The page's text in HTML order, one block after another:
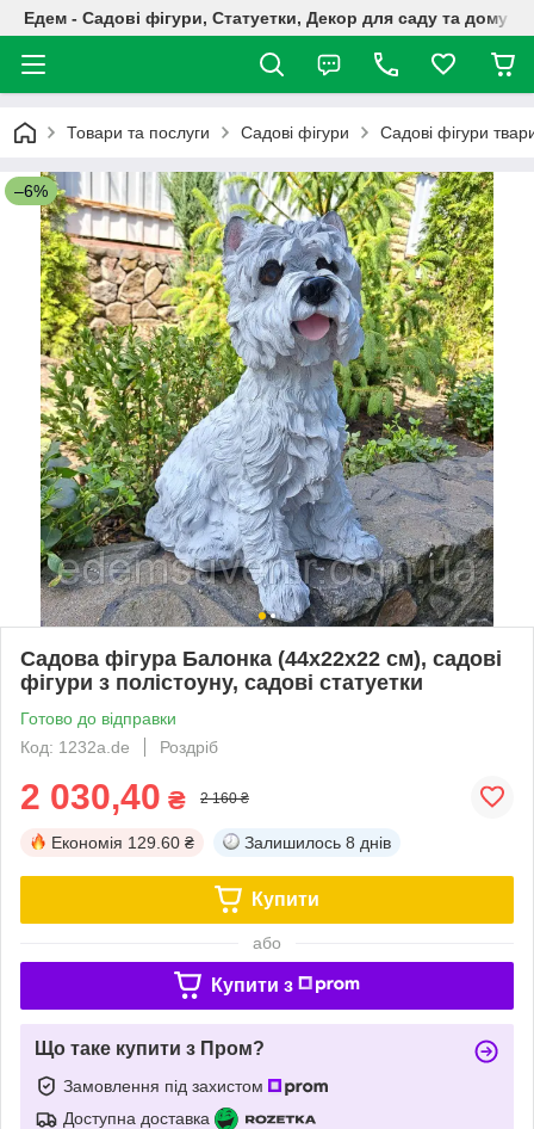
Едем - Садові фігури, Статуетки, Декор для саду та дому
Товари та послуги Садові фігури Садові фігури
–6%
Садова фігура Балонка (44х22х22 см), садові
фігури з полістоуну, садові статуетки
Готово до відправки
Код: 1232а.de
Роздріб
2 030,40 ₴ 2 160 ₴
Економія 129.60 ₴ Залишилось 8 днів
Купити
або
Купити з
Що таке купити з Пром?
Замовлення під захистом
Доступна доставка